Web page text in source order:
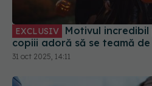
31 oct 2025, 14:11